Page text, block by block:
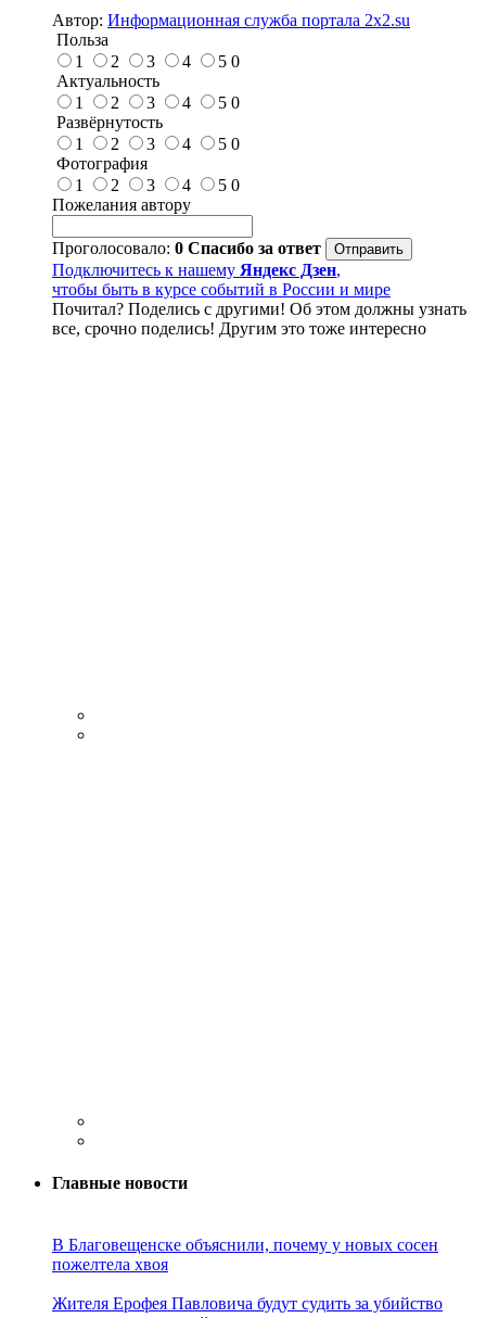
Автор: Информационная служба портала 2x2.su
Польза
1
2 3 4 5 0
Актуальность
1
2 3 4 5 0
Развёрнутость
1
2 3 4 5 0
Фотография
1
2 3 4 5 0
Пожелания автору
Проголосовало: 0 Спасибо за ответ
Подключитесь к нашему Яндекс Дзен,
чтобы быть в курсе событий в России и мире
Почитал? Поделись с другими! Об этом должны узнать
все, срочно поделись! Другим это тоже интересно
Главные новости
В Благовещенске объяснили, почему у новых сосен
пожелтела хвоя
Жителя Ерофея Павловича будут судить за убийство